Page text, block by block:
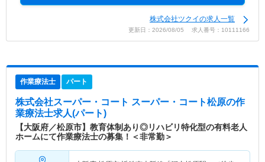
株式会社ツクイの求人一覧
更新日：2026/08/05 求人番号：10111166
作業療法士 パート
株式会社スーパー・コート スーパー・コート松原の作
業療法士求人(パート)
【大阪府／松原市】教育体制あり◎リハビリ特化型の有料老人
ホームにて作業療法士の募集！＜非常勤＞